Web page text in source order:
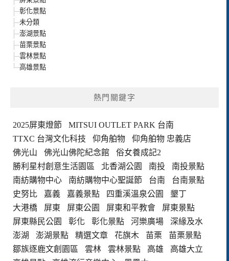
彰化景點
未分類
澎湖景點
苗栗景點
雲林景點
高雄景點
熱門關鍵字
2025屏東燈節
MITSUI OUTLET PARK 台南
TTXC 台灣文化科技
仰角舶物
仰角舶物 忠義店
佛光山
佛光山佛陀紀念館
俗女養成記2
勝利星村創意生活園區
北香湖公園 南投
南投景點
南紡購物中心
南紡購物中心聖誕節 台南
台南景點
史努比
嘉義 嘉義景點 四重溪溫泉公園
墾丁
大港橋
屏東 屏東公園 屏東和平教會
屏東景點
屏東縣民公園
彰化 彰化景點 河樂廣場
深緣及水
澎湖
澎湖景點 精選文章 花旗木 苗栗
苗栗景點
鄒族逐鹿文創園區
雲林 雲林景點 高雄
高雄大立